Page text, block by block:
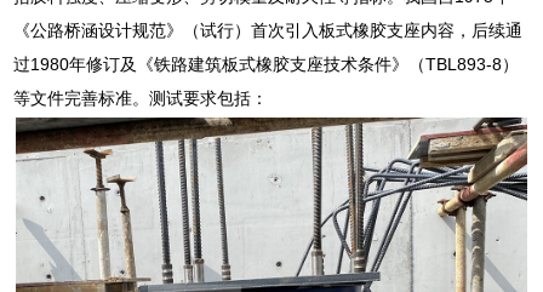
《公路桥涵设计规范》（试行）首次引入板式橡胶支座内容，后续通
过1980年修订及《铁路建筑板式橡胶支座技术条件》（TBL893-8）
等文件完善标准。测试要求包括：